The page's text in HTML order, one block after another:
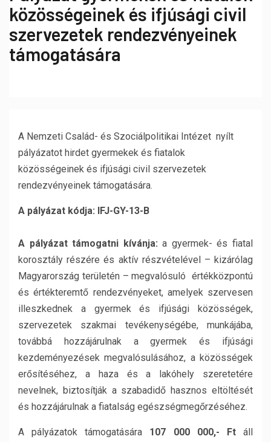
közösségeinek és ifjúsági civil
szervezetek rendezvényeinek
támogatására
A Nemzeti Család- és Szociálpolitikai Intézet nyílt
pályázatot hirdet gyermekek és fiatalok
közösségeinek és ifjúsági civil szervezetek
rendezvényeinek támogatására.
A pályázat kódja: IFJ-GY-13-B
A pályázat támogatni kívánja:a gyermek- és fiatal
korosztály részére és aktív részvételével – kizárólag
Magyarország területén – megvalósuló értékközpontú
és értékteremtő rendezvényeket, amelyek szervesen
illeszkednek a gyermek és ifjúsági közösségek,
szervezetek szakmai tevékenységébe, munkájába,
továbbá hozzájárulnak a gyermek és ifjúsági
kezdeményezések megvalósulásához, a közösségek
erősítéséhez, a haza és a lakóhely szeretetére
nevelnek, biztosítják a szabadidő hasznos eltöltését
és hozzájárulnak a fiatalság egészségmegőrzéséhez.
A pályázatok támogatására 107 000 000,- Ftáll